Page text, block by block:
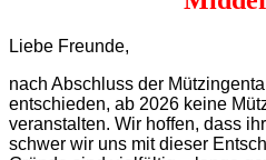
Liebe Freunde,
nach Abschluss der
entschieden, ab 2026 keine
veranstalten. Wir hoffen, dass
schwer wir uns mit dieser